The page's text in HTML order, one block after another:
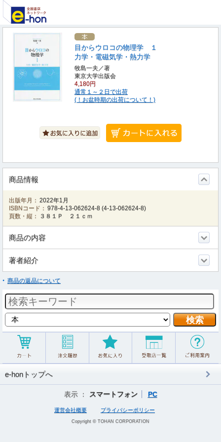
目からウロコの物理学 １
力学・電磁気学・熱力学
牧島一夫／著
東京大学出版会
4,180円
通常１～２日で出荷
(！お盆時期の出荷について！)
商品情報
出版年月： 2022年1月
ISBNコード： 978-4-13-062624-8 (4-13-062624-8)
頁数・縦：
３８１Ｐ ２１ｃｍ
商品の内容
著者紹介
商品の返品について
e-honトップへ
表示 ： スマートフォン PC
運営会社概要 プライバシーポリシー
Copyright © TOHAN CORPORATION